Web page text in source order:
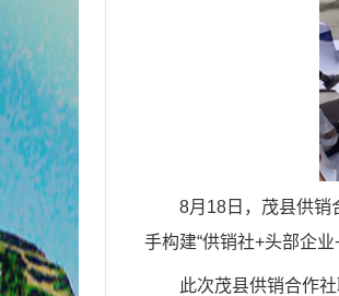
8月 18日，茂县供销
手构建“供销社+头部企业
此次茂县供销合作